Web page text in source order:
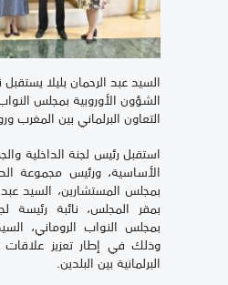
السيد عبد الرحمان بليلا يستقبل
الشؤون الأوروبية بمجلس النواب
التعاون البرلماني بين المغرب
استقبل رئيس لجنة الداخلية
الأساسية، ورئيس مجموعة
بمجلس المستشارين، السيد عبد
بمقر المجلس، نائبة رئيسة
بمجلس النواب الروماني،
وذلك في إطار تعزيز علاقات
البرلمانية بين البلدين.